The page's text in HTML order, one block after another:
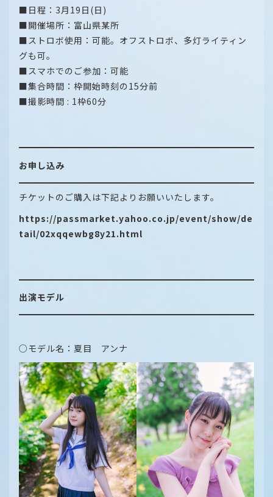
■日程：3月19日(日)
■開催場所：富山県某所
■ストロボ使用：可能。オフストロボ、多灯ライティン
グも可。
■スマホでのご参加：可能
■集合時間：枠開始時刻の15分前
■撮影時間 : 1枠60分
お申し込み
チケットのご購入は下記よりお願いいたします。
https://passmarket.yahoo.co.jp/event/show/de
tail/02xqqewbg8y21.html
出演モデル
○モデル名：夏目 アンナ